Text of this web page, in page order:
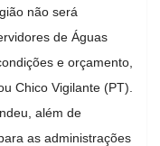
não será
de Águas
e orçamento,
Chico Vigilante (PT).
além de
as administrações